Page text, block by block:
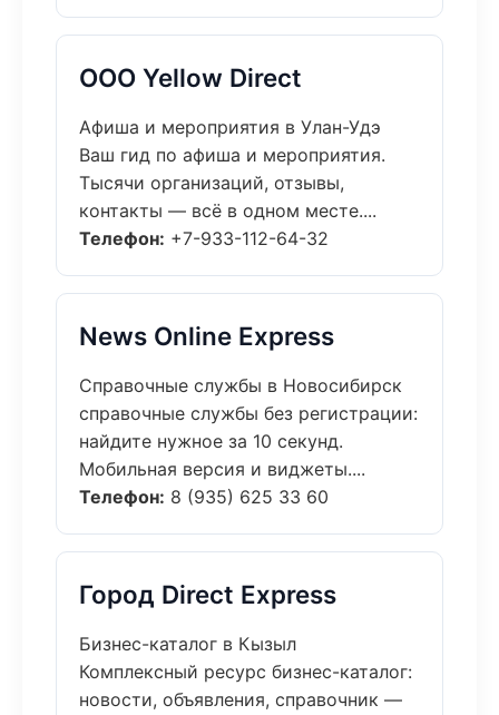
ООО Yellow Direct
Афиша и мероприятия в Улан-Удэ
Ваш гид по афиша и мероприятия.
Тысячи организаций, отзывы,
контакты — всё в одном месте....
Телефон: +7-933-112-64-32
News Online Express
Справочные службы в Новосибирск
справочные службы без регистрации:
найдите нужное за 10 секунд.
Мобильная версия и виджеты....
Телефон: 8 (935) 625 33 60
Город Direct Express
Бизнес-каталог в Кызыл
Комплексный ресурс бизнес-каталог:
новости, объявления, справочник —